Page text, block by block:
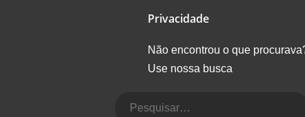
Privacidade
Não encontrou o que
Use nossa busca